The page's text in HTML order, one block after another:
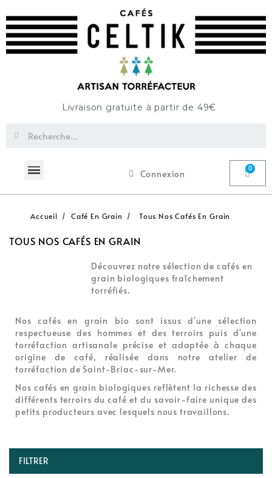
Livraison gratuite à partir de 49€
Connexion
Accueil Café En Grain Tous Nos Cafés En Grain
TOUS NOS CAFÉS EN GRAIN
Découvrez notre sélection de cafés en
grain biologiques fraîchement
torréfiés.
Nos cafés en grain bio sont issus d'une sélection
respectueuse des hommes et des terroirs puis d'une
torréfaction artisanale précise et adaptée à chaque
origine de café, réalisée dans notre atelier de
torréfaction de Saint-Briac-sur-Mer.
Nos cafés en grain biologiques reflètent la richesse des
différents terroirs du café et du savoir-faire unique des
petits producteurs avec lesquels nous travaillons.
FILTRER